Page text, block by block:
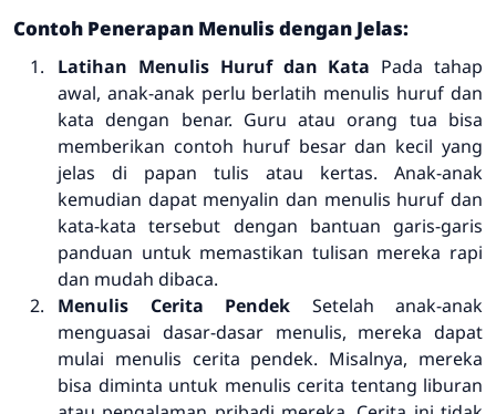
Contoh Penerapan Menulis dengan Jelas:
Latihan Menulis Huruf dan Kata Pada tahap
awal, anak-anak perlu berlatih menulis huruf dan
kata dengan benar. Guru atau orang tua bisa
memberikan contoh huruf besar dan kecil yang
jelas di papan tulis atau kertas. Anak-anak
kemudian dapat menyalin dan menulis huruf dan
kata-kata tersebut dengan bantuan garis-garis
panduan untuk memastikan tulisan mereka rapi
dan mudah dibaca.
Menulis Cerita Pendek Setelah anak-anak
menguasai dasar-dasar menulis, mereka dapat
mulai menulis cerita pendek. Misalnya, mereka
bisa diminta untuk menulis cerita tentang liburan